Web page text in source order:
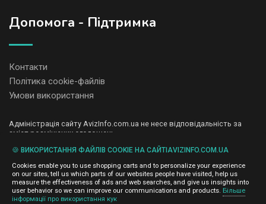
Допомога - Підтримка
Контакти
Політика cookie-файлів
Умови використання
Адміністрація сайту AvizInfo.com.ua не несе відповідальність за
зміст розміщених оголошень.
і не продаємо особисту інформацію зареєстрованих користувачів
AvizInfo.com.ua третім особам. Ми не відповідаємо за правила
конфіденційності сайтів на які посилається AvizInfo.com.ua. На
деяких сторінках нашого сайту представлена реклама Google
Adsense Advertising Network. Щоб дізнатися детальніше про
правила конфіденційності Google
🍪 ВИКОРИСТАННЯ ФАЙЛІВ COOKIE НА САЙТІAVIZINFO.COM.UA
Cookies enable you to use shopping carts and to personalize your experience
on our sites, tell us which parts of our websites people have visited, help us
measure the effectiveness of ads and web searches, and give us insights into
user behavior so we can improve our communications and products. Більше
інформації про використання кук